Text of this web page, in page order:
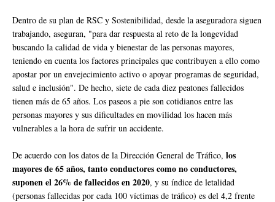
Dentro de su plan de RSC y Sostenibilidad, desde la aseguradora siguen
trabajando, aseguran, "para dar respuesta al reto de la longevidad
buscando la calidad de vida y bienestar de las personas mayores,
teniendo en cuenta los factores principales que contribuyen a ello como
apostar por un envejecimiento activo o apoyar programas de seguridad,
salud e inclusión". De hecho, siete de cada diez peatones fallecidos
tienen más de 65 años. Los paseos a pie son cotidianos entre las
personas mayores y sus dificultades en movilidad los hacen más
vulnerables a la hora de sufrir un accidente.
De acuerdo con los datos de la Dirección General de Tráfico, los
mayores de 65 años, tanto conductores como no conductores,
suponen el 26% de fallecidos en 2020, y su índice de letalidad
(personas fallecidas por cada 100 víctimas de tráfico) es del 4,2 frente